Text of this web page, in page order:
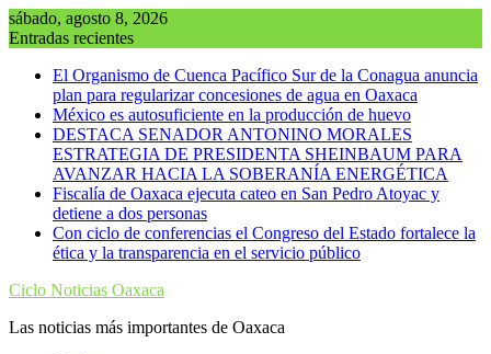
Saltar
al
sábado, agosto 8, 2026
Entradas recientes
El Organismo de Cuenca Pacífico Sur de la Conagua anuncia
plan para regularizar concesiones de agua en Oaxaca
México es autosuficiente en la producción de huevo
DESTACA SENADOR ANTONINO MORALES
ESTRATEGIA DE PRESIDENTA SHEINBAUM PARA
AVANZAR HACIA LA SOBERANÍA ENERGÉTICA
Fiscalía de Oaxaca ejecuta cateo en San Pedro Atoyac y
detiene a dos personas
Con ciclo de conferencias el Congreso del Estado fortalece la
ética y la transparencia en el servicio público
Ciclo Noticias Oaxaca
Las noticias más importantes de Oaxaca